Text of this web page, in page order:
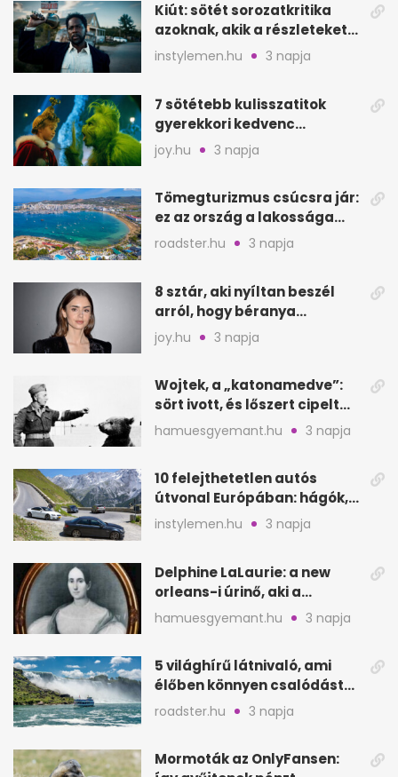
Kiút: sötét sorozatkritika
azoknak, akik a részleteket
keresik
instylemen.hu 3 napja
7 sötétebb kulisszatitok
gyerekkori kedvenc
filmjeinkről a Joy szerint
joy.hu 3 napja
Tömegturizmus csúcsra jár:
ez az ország a lakossága
kétszeresét fogadja
roadster.hu 3 napja
8 sztár, aki nyíltan beszél
arról, hogy béranya
segítette a családalapítást
joy.hu 3 napja
Wojtek, a „katonamedve”:
sört ivott, és lőszert cipelt
Monte Cassinónál
hamuesgyemant.hu 3 napja
10 felejthetetlen autós
útvonal Európában: hágók,
partok, fjordok
instylemen.hu 3 napja
Delphine LaLaurie: a new
orleans-i úrinő, aki a
padláson kínzott
hamuesgyemant.hu 3 napja
5 világhírű látnivaló, ami
élőben könnyen csalódást
okozhat
roadster.hu 3 napja
Mormoták az OnlyFansen: